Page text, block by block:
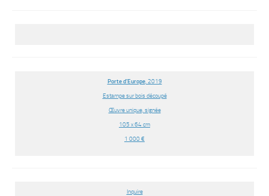
Porte d’Europe, 2019
Estampe sur bois découpé
Œuvre unique, signée
105 x 64 cm
1 000 €
Inquire